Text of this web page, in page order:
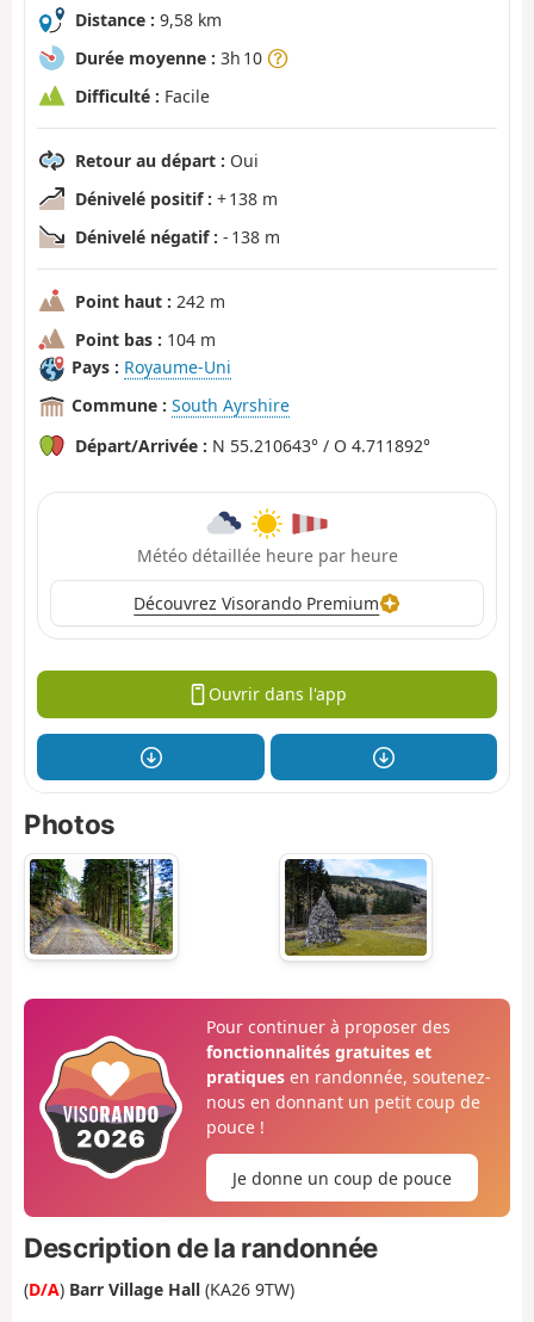
Distance : 9,58 km
Durée moyenne : 3h 10
Difficulté : Facile
Retour au départ : Oui
Dénivelé positif : + 138 m
Dénivelé négatif : - 138 m
Point haut : 242 m
Point bas : 104 m
Pays : Royaume-Uni
Commune : South Ayrshire
Départ/Arrivée : N 55.210643° / O 4.711892°
Météo détaillée heure par heure
Découvrez Visorando Premium
Ouvrir dans l'app
Photos
Pour continuer à proposer des
fonctionnalités gratuites et
pratiquesen randonnée, soutenez-
nous en donnant un petit coup de
pouce !
Je donne un coup de pouce
Description de la randonnée
(D/A) Barr Village Hall (KA26 9TW)